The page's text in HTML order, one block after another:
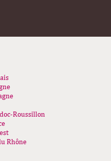
Roussillon
Rhône